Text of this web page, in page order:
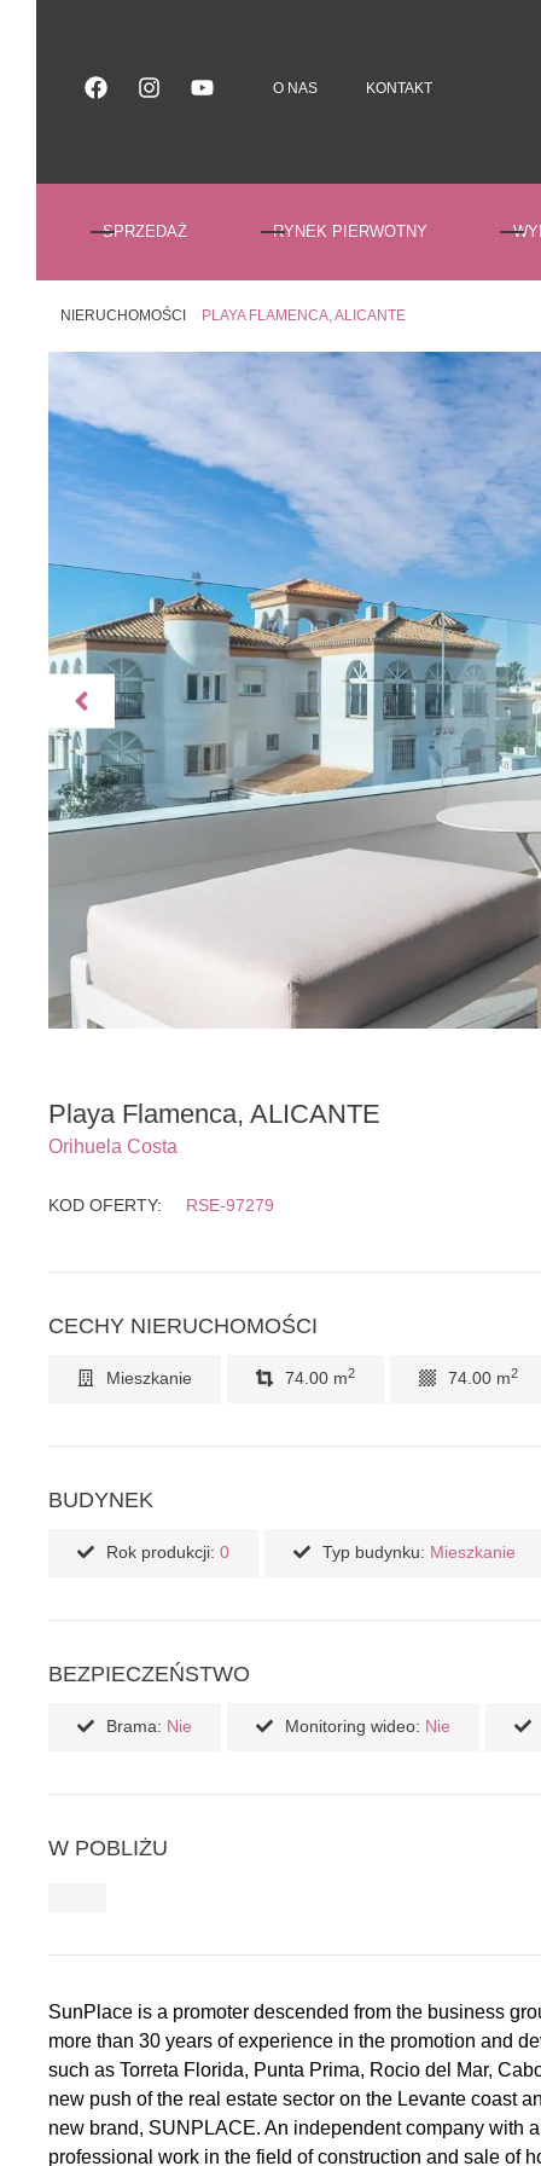
O NAS
KONTAKT
SPRZEDAŻ RYNEK PIERWOTNY
NIERUCHOMOŚCI PLAYA FLAMENCA, ALICANTE
Playa Flamenca, ALICANTE
Orihuela Costa
KOD OFERTY: RSE-97279
CECHY NIERUCHOMOŚCI
Mieszkanie 74.00 m2 74.00 m2
BUDYNEK
Rok produkcji: 0 Typ budynku: Mieszkanie
BEZPIECZEŃSTWO
Brama: Nie Monitoring wideo: Nie
W POBLIŻU
SunPlace is a promoter descended from the business
more than 30 years of experience in the promotion and
such as Torreta Florida, Punta Prima, Rocio del Mar,
new push of the real estate sector on the Levante coast
new brand, SUNPLACE. An independent company with
professional work in the field of construction and sale of